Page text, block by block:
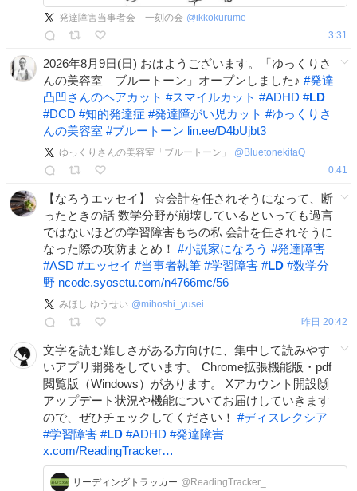
発達障害当事者会 一刻の会 @ikkokurume
3:31
2026年8月9日(日) おはようございます。「ゆっくりさ
んの美容室 ブルートーン」オープンしました♪ #発達
凸凹さんのヘアカット #スマイルカット #ADHD #LD
#DCD #知的発達症 #発達障がい児カット #ゆっくりさ
んの美容室 #ブルートーン lin.ee/D4bUjbt3
ゆっくりさんの美容室「ブルートーン」 @ BluetonekitaQ
0:41
【なろうエッセイ】 ☆会計を任されそうになって、断
ったときの話 数学分野が崩壊しているといっても過言
ではないほどの学習障害もちの私 会計を任されそうに
なった際の攻防まとめ！ #小説家になろう #発達障害
#ASD #エッセイ #当事者執筆 #学習障害 #LD #数学分
野 ncode.syosetu.com/n4766mc/56
みほし ゆうせい @mihoshi_yusei
昨日 20:42
文字を読む難しさがある方向けに、集中して読みやす
いアプリ開発をしています。 Chrome拡張機能版・pdf
閲覧版（Windows）があります。 Xアカウント開設🙌
アップデート状況や機能についてお届けしていきます
ので、ぜひチェックしてください！ #ディスレクシア
#学習障害 #LD #ADHD #発達障害
x.com/ReadingTracker…
リーディングトラッカー @ReadingTracker_